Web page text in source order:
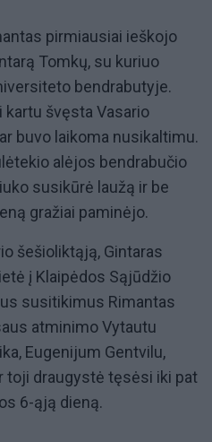
pirmiausiai ieškojo
Tomkų, su kuriuo
bendrabutyje.
švęsta Vasario
buvo laikoma nusikaltimu.
alėjos bendrabučio
susikūrė laužą ir be
gražiai paminėjo.
šešioliktąją, Gintaras
į Klaipėdos Sąjūdžio
susitikimus Rimantas
atminimo Vytautu
Eugenijum Gentvilu,
toji draugystė tęsėsi iki pat
6-ąją dieną.